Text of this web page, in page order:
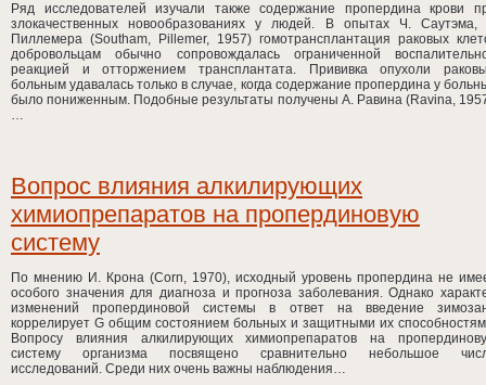
Ряд исследователей изучали также содержание пропердина крови
злокачественных новообразованиях у людей. В опытах Ч. Саутэма,
Пиллемера (Southam, Pillemer, 1957) гомотрансплантация раковых
добровольцам обычно сопровождалась ограниченной
реакцией и отторжением трансплантата. Прививка опухоли
больным удавалась только в случае, когда содержание пропердина у
было пониженным. Подобные результаты получены А. Равина (Ravina,
…
Вопрос влияния алкилирующих
химиопрепаратов на пропердиновую
систему
По мнению И. Крона (Corn, 1970), исходный уровень пропердина не
особого значения для диагноза и прогноза заболевания. Однако
изменений пропердиновой системы в ответ на введение
коррелирует G общим состоянием больных и защитными их
Вопросу влияния алкилирующих химиопрепаратов на
систему организма посвящено сравнительно небольшое
исследований. Среди них очень важны наблюдения…